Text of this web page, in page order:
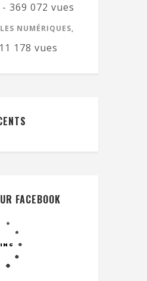
- 369 072 vues
NUMÉRIQUES,
178 vues
FACEBOOK